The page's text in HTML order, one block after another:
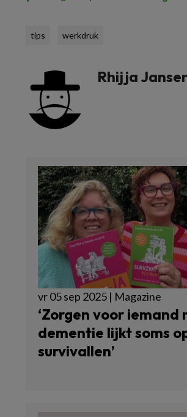
tips werkdruk
Rhijja
vr 05 sep 2025 | Magazine
‘Zorgen voor iemand
dementie lijkt soms
survivallen’